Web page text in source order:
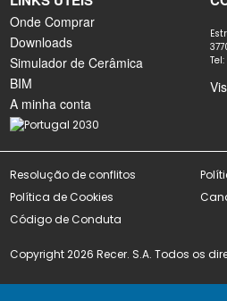
Onde Comprar
Downloads
Simulador de Cerâmica
BIM
A minha conta
Resolução de conflitos
Política de Cookies
Código de Conduta
Copyright 2026 Recer. S.A. Todos os